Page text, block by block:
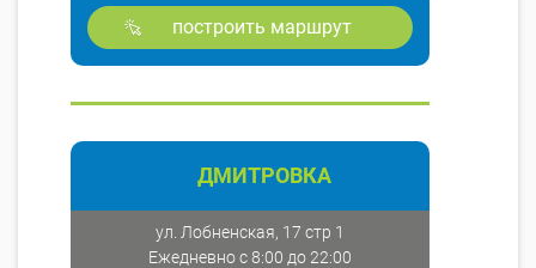
построить маршрут
ДМИТРОВКА
ул. Лобненская, 17 стр 1
Ежедневно с 8:00 до 22:00